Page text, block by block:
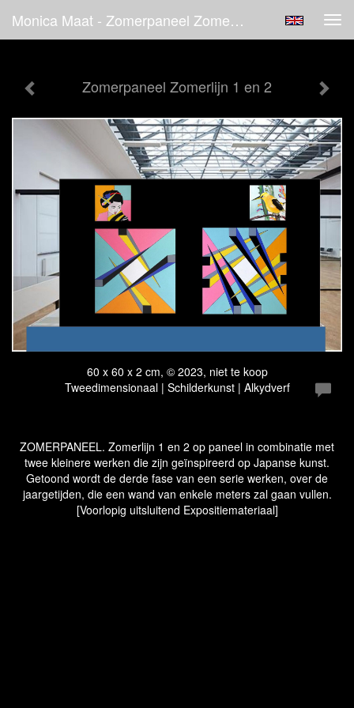
Monica Maat - Zomerpaneel Zomerlijn 1 En 2
Zomerpaneel Zomerlijn 1 en 2
60 x 60 x 2 cm, © 2023, niet te koop
Tweedimensionaal | Schilderkunst | Alkydverf
ZOMERPANEEL. Zomerlijn 1 en 2 op paneel in combinatie met
twee kleinere werken die zijn geïnspireerd op Japanse kunst.
Getoond wordt de derde fase van een serie werken, over de
jaargetijden, die een wand van enkele meters zal gaan vullen.
[Voorlopig uitsluitend Expositiemateriaal]